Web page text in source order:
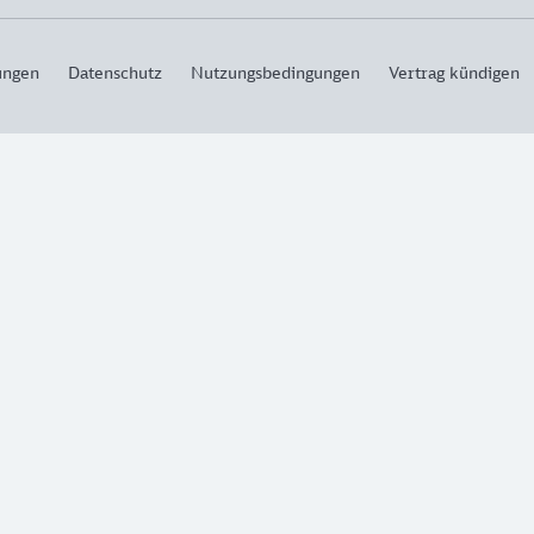
Datenschutz Nutzungsbedingungen Vertrag kündigen